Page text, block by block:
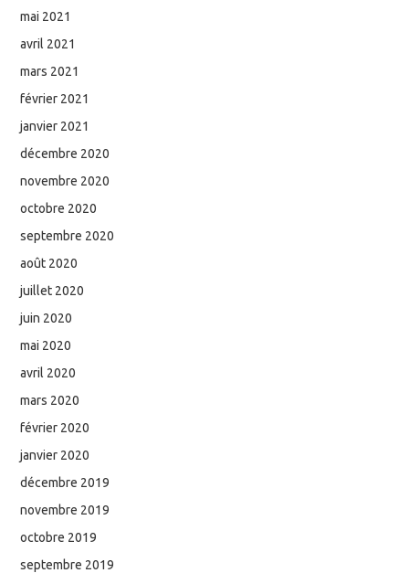
mai 2021
avril 2021
mars 2021
février 2021
janvier 2021
décembre 2020
novembre 2020
octobre 2020
septembre 2020
août 2020
juillet 2020
juin 2020
mai 2020
avril 2020
mars 2020
février 2020
janvier 2020
décembre 2019
novembre 2019
octobre 2019
septembre 2019